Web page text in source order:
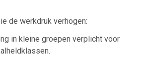
de werkdruk verhogen:
in kleine groepen verplicht voor